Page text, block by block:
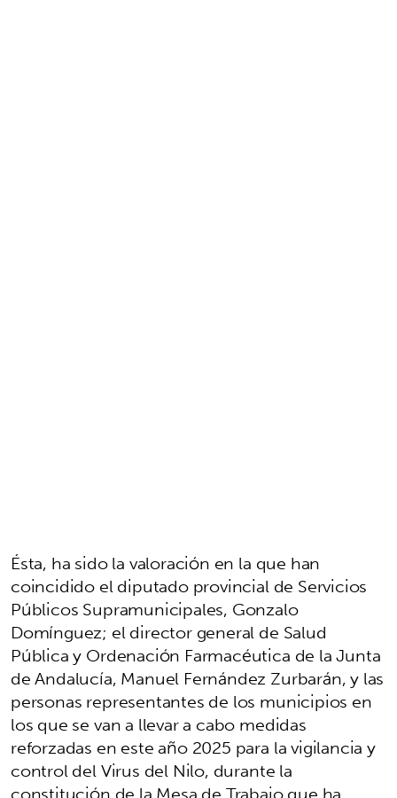
Ésta, ha sido la valoración en la que han
coincidido el diputado provincial de Servicios
Públicos Supramunicipales, Gonzalo
Domínguez; el director general de Salud
Pública y Ordenación Farmacéutica de la Junta
de Andalucía, Manuel Fernández Zurbarán, y las
personas representantes de los municipios en
los que se van a llevar a cabo medidas
reforzadas en este año 2025 para la vigilancia y
control del Virus del Nilo, durante la